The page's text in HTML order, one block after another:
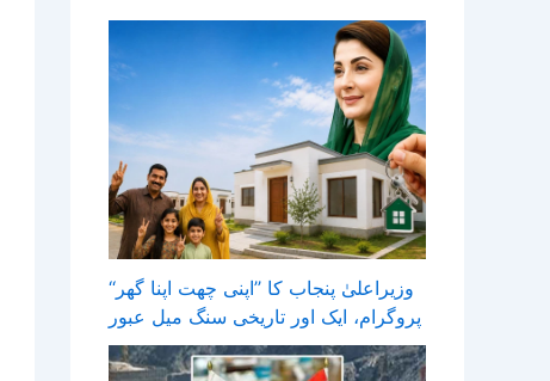
وزیراعلیٰ پنجاب کا ’’اپنی چھت اپنا گھر‘‘
پروگرام، ایک اور تاریخی سنگ میل عبور